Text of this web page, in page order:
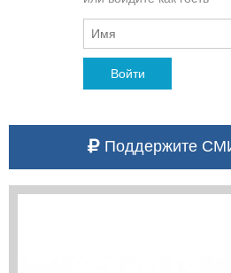
Войти
Поддержите